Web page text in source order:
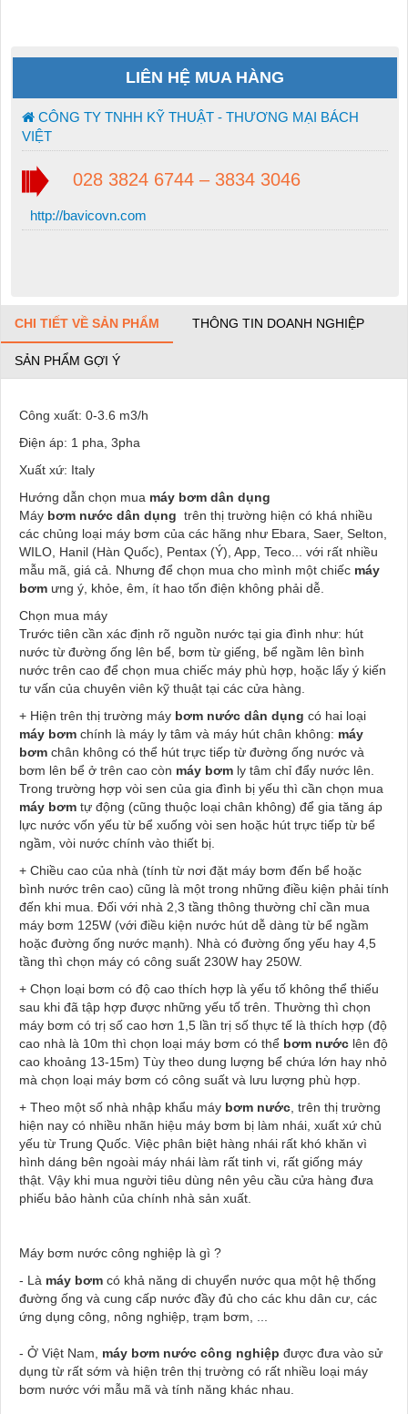
LIÊN HỆ MUA HÀNG
CÔNG TY TNHH KỸ THUẬT - THƯƠNG MẠI BÁCH
VIỆT
028 3824 6744 – 3834 3046
http://bavicovn.com
CHI TIẾT VỀ SẢN PHẨM THÔNG TIN DOANH NGHIỆP
SẢN PHẨM GỢI Ý
Công xuất: 0-3.6 m3/h
Điện áp: 1 pha, 3pha
Xuất xứ: Italy
Hướng dẫn chọn mua máy bơm dân dụng
Máy bơm nước dân dụng trên thị trường hiện có khá nhiều
các chủng loại máy bơm của các hãng như Ebara, Saer, Selton,
WILO, Hanil (Hàn Quốc), Pentax (Ý), App, Teco... với rất nhiều
mẫu mã, giá cả. Nhưng để chọn mua cho mình một chiếc máy
bơm ưng ý, khỏe, êm, ít hao tốn điện không phải dễ.
Chọn mua máy
Trước tiên cần xác định rõ nguồn nước tại gia đình như: hút
nước từ đường ống lên bể, bơm từ giếng, bể ngầm lên bình
nước trên cao để chọn mua chiếc máy phù hợp, hoặc lấy ý kiến
tư vấn của chuyên viên kỹ thuật tại các cửa hàng.
+ Hiện trên thị trường máy bơm nước dân dụng có hai loại
máy bơm chính là máy ly tâm và máy hút chân không: máy
bơm chân không có thể hút trực tiếp từ đường ống nước và
bơm lên bể ở trên cao còn máy bơm ly tâm chỉ đẩy nước lên.
Trong trường hợp vòi sen của gia đình bị yếu thì cần chọn mua
máy bơm tự động (cũng thuộc loại chân không) để gia tăng áp
lực nước vốn yếu từ bể xuống vòi sen hoặc hút trực tiếp từ bể
ngầm, vòi nước chính vào thiết bị.
+ Chiều cao của nhà (tính từ nơi đặt máy bơm đến bể hoặc
bình nước trên cao) cũng là một trong những điều kiện phải tính
đến khi mua. Đối với nhà 2,3 tầng thông thường chỉ cần mua
máy bơm 125W (với điều kiện nước hút dễ dàng từ bể ngầm
hoặc đường ống nước mạnh). Nhà có đường ống yếu hay 4,5
tầng thì chọn máy có công suất 230W hay 250W.
+ Chọn loại bơm có độ cao thích hợp là yếu tố không thể thiếu
sau khi đã tập hợp được những yếu tố trên. Thường thì chọn
máy bơm có trị số cao hơn 1,5 lần trị số thực tế là thích hợp (độ
cao nhà là 10m thì chọn loại máy bơm có thể bơm nước lên độ
cao khoảng 13-15m) Tùy theo dung lượng bể chứa lớn hay nhỏ
mà chọn loại máy bơm có công suất và lưu lượng phù hợp.
+ Theo một số nhà nhập khẩu máy bơm nước , trên thị trường
hiện nay có nhiều nhãn hiệu máy bơm bị làm nhái, xuất xứ chủ
yếu từ Trung Quốc. Việc phân biệt hàng nhái rất khó khăn vì
hình dáng bên ngoài máy nhái làm rất tinh vi, rất giống máy
thật. Vậy khi mua người tiêu dùng nên yêu cầu cửa hàng đưa
phiếu bảo hành của chính nhà sản xuất.
Máy bơm nước công nghiệp là gì ?
- Là máy bơm có khả năng di chuyển nước qua một hệ thống
đường ống và cung cấp nước đầy đủ cho các khu dân cư, các
ứng dụng công, nông nghiệp, trạm bơm, ...
- Ở Việt Nam, máy bơm nước công nghiệp được đưa vào sử
dụng từ rất sớm và hiện trên thị trường có rất nhiều loại máy
bơm nước với mẫu mã và tính năng khác nhau.